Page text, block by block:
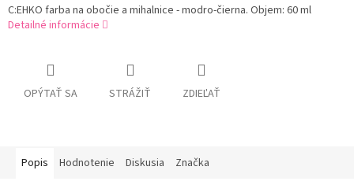
C:EHKO farba na obočie a mihalnice - modro-čierna. Objem: 60 ml
Detailné informácie
OPÝTAŤ SA STRÁŽIŤ ZDIEĽAŤ
Popis Hodnotenie Diskusia Značka